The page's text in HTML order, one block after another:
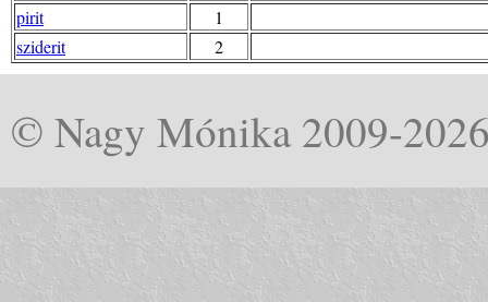
pirit
1
sziderit
2
© Nagy Mónika 2009-